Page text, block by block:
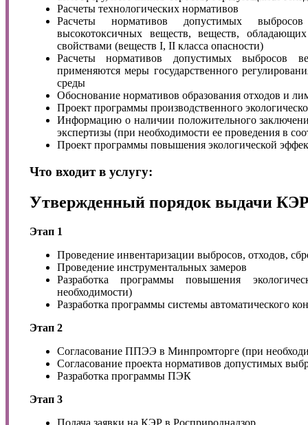
Расчеты технологических нормативов
Расчеты нормативов допустимых
высокотоксичных веществ, веществ,
свойствами (веществ I, II класса опасности)
Расчеты нормативов допустимых выбросов
применяются меры государственного
среды
Обоснование нормативов образования отходов и
Проект программы производственного
Информацию о наличии положительного
экспертизы (при необходимости ее проведения в
Проект программы повышения экологической
Что входит в услугу:
Утвержденный порядок выдачи
Этап 1
Проведение инвентаризации выбросов, отходов,
Проведение инструментальных замеров
Разработка программы повышения
необходимости)
Разработка программы системы автоматического
Этап 2
Согласование ППЭЭ в Минпромторге (при
Согласование проекта нормативов допустимых
Разработка программы ПЭК
Этап 3
Подача заявки на КЭР в Росприроднадзор